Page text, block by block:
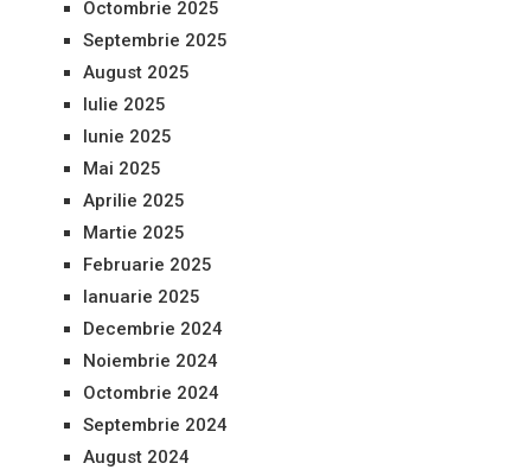
Octombrie 2025
Septembrie 2025
August 2025
Iulie 2025
Iunie 2025
Mai 2025
Aprilie 2025
Martie 2025
Februarie 2025
Ianuarie 2025
Decembrie 2024
Noiembrie 2024
Octombrie 2024
Septembrie 2024
August 2024